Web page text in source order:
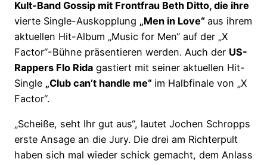
Kult-Band Gossip mit Frontfrau Beth Ditto, die ihre
vierte Single-Auskopplung „Men in Love“ aus ihrem
aktuellen Hit-Album „Music for Men“ auf der „X
Factor“-Bühne präsentieren werden. Auch der US-
Rappers Flo Rida gastiert mit seiner aktuellen Hit-
Single „Club can’t handle me“ im Halbfinale von „X
Factor“.
„Scheiße, seht Ihr gut aus“, lautet Jochen Schropps
erste Ansage an die Jury. Die drei am Richterpult
haben sich mal wieder schick gemacht, dem Anlass